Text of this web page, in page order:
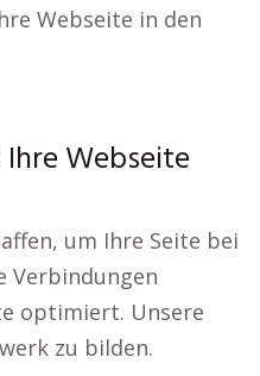
Webseite in den
Webseite
um Ihre Seite bei
Verbindungen
optimiert. Unsere
zu bilden.